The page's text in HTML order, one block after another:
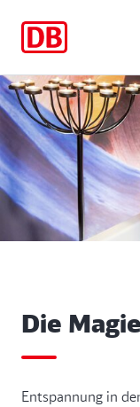
Die
Entspannung in